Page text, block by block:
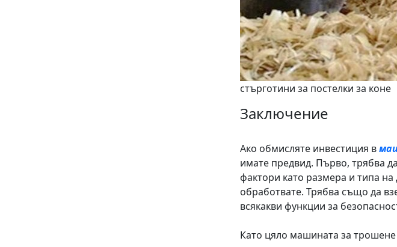
стърготини за постелки за коне
Заключение
Ако обмисляте инвестиция в
имате предвид. Първо, трябва
фактори като размера и типа
обработвате. Трябва също да
всякакви функции за
Като цяло машината за трошене